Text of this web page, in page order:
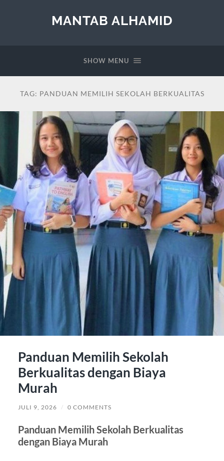
MANTAB ALHAMID
SHOW MENU
TAG: PANDUAN MEMILIH SEKOLAH BERKUALITAS
Panduan Memilih Sekolah
Berkualitas dengan Biaya
Murah
JULI 9, 2026 / 0 COMMENTS
Panduan Memilih Sekolah Berkualitas
dengan Biaya Murah